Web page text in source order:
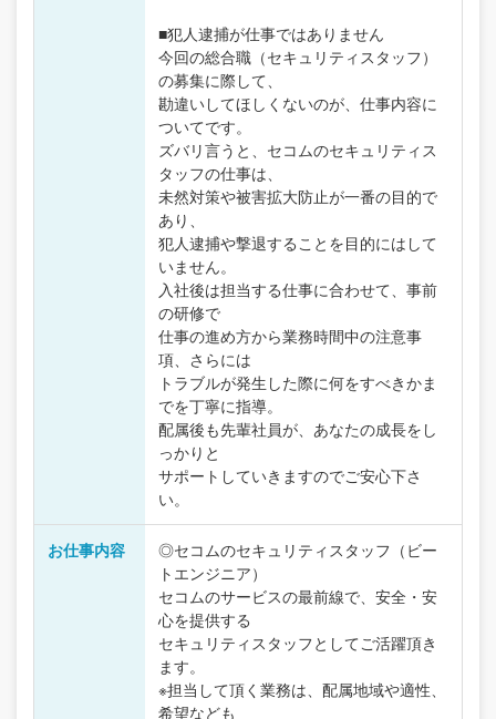
■犯人逮捕が仕事ではありません
今回の総合職（セキュリティスタッフ）
の募集に際して、
勘違いしてほしくないのが、仕事内容に
ついてです。
ズバリ言うと、セコムのセキュリティス
タッフの仕事は、
未然対策や被害拡大防止が一番の目的で
あり、
犯人逮捕や撃退することを目的にはして
いません。
入社後は担当する仕事に合わせて、事前
の研修で
仕事の進め方から業務時間中の注意事
項、さらには
トラブルが発生した際に何をすべきかま
でを丁寧に指導。
配属後も先輩社員が、あなたの成長をし
っかりと
サポートしていきますのでご安心下さ
い。
お仕事内容
◎セコムのセキュリティスタッフ（ビー
トエンジニア）
セコムのサービスの最前線で、安全・安
心を提供する
セキュリティスタッフとしてご活躍頂き
ます。
※担当して頂く業務は、配属地域や適性、
希望なども